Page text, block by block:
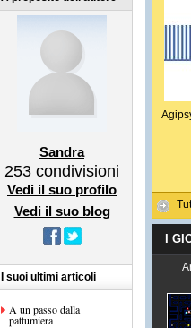
Sandra
253 condivisioni
Vedi il suo profilo
Vedi il suo blog
I suoi ultimi articoli
A un passo dalla
pattumiera
I